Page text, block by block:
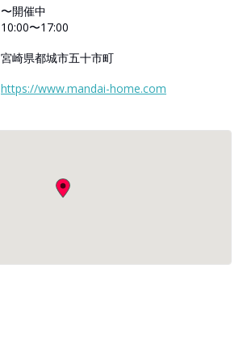
〜開催中
10:00〜17:00
宮崎県都城市五十市町
https://www.mandai-home.com